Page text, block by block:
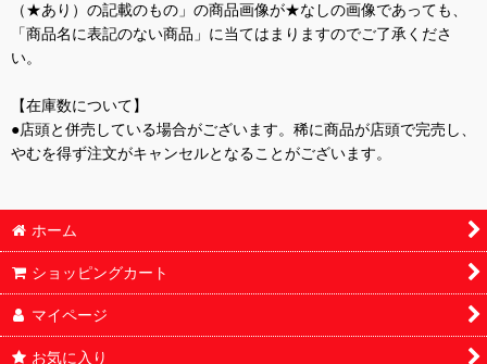
（★あり）の記載のもの」の商品画像が★なしの画像であっても、
「商品名に表記のない商品」に当てはまりますのでご了承くださ
い。
【在庫数について】
●店頭と併売している場合がございます。稀に商品が店頭で完売し、
やむを得ず注文がキャンセルとなることがございます。
ホーム
ショッピングカート
マイページ
お気に入り